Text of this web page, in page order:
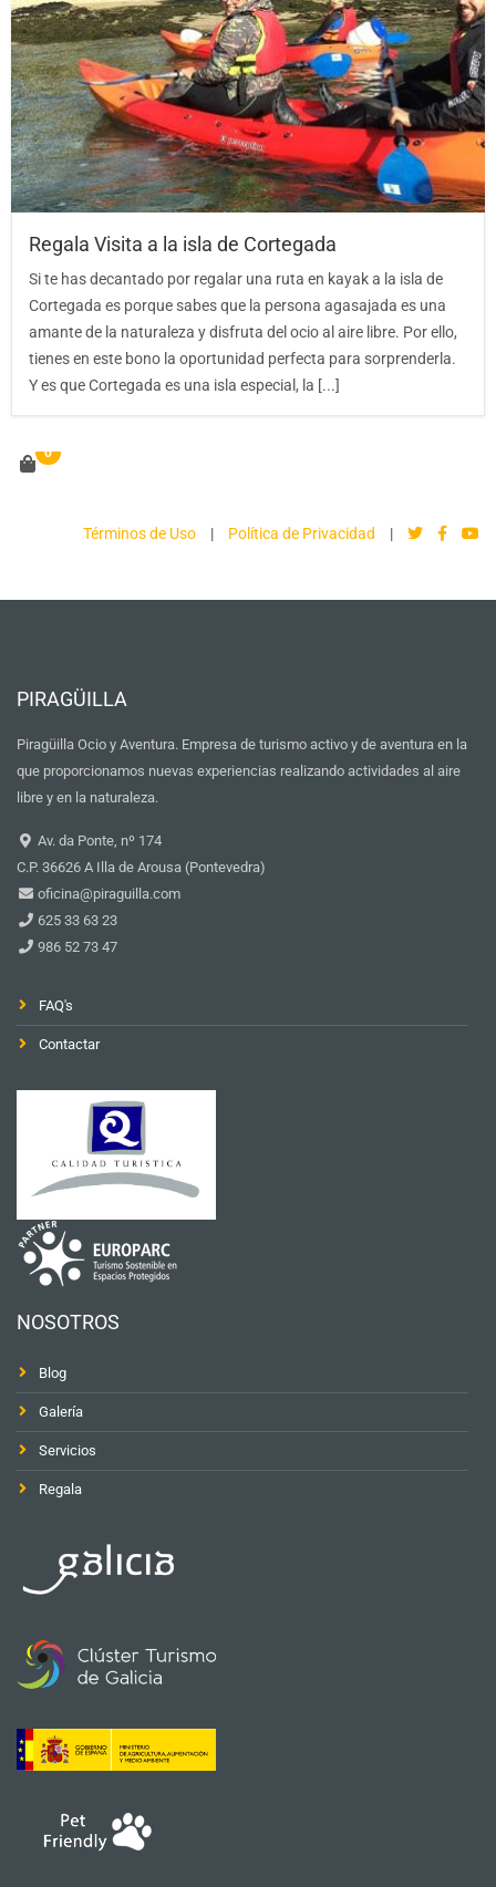
Regala Visita a la isla de Cortegada
Si te has decantado por regalar una ruta en kayak a la isla de
Cortegada es porque sabes que la persona agasajada es una
amante de la naturaleza y disfruta del ocio al aire libre. Por ello,
tienes en este bono la oportunidad perfecta para sorprenderla.
Y es que Cortegada es una isla especial, la [...]
0
Términos de Uso | Política de Privacidad |
PIRAGÜILLA
Piragüilla Ocio y Aventura. Empresa de turismo activo y de aventura en la
que proporcionamos nuevas experiencias realizando actividades al aire
libre y en la naturaleza.
Av. da Ponte, nº 174
C.P. 36626 A Illa de Arousa (Pontevedra)
oficina@piraguilla.com
625 33 63 23
986 52 73 47
FAQ's
Contactar
NOSOTROS
Blog
Galería
Servicios
Regala